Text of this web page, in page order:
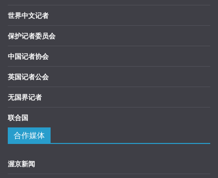
世界中文记者
保护记者委员会
中国记者协会
英国记者公会
无国界记者
联合国
合作媒体
渥京新闻